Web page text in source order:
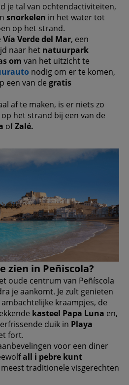
je tal van ochtendactiviteiten,
snorkelen in het water tot
op het strand.
Vía Verde del Mar, een
naar het natuurpark
om van het uitzicht te
nodig om er te komen,
een van de gratis
af te maken, is er niets zo
het strand bij een van de
ofZalé.
zien in Peñiscola?
oude centrum van Peñíscola
je aankomt. Je zult genieten
kraampjes, de
kasteel Papa Luna en,
duik in Playa
fort.
voor een diner
all i pebre kunt
meest traditionele visgerechten